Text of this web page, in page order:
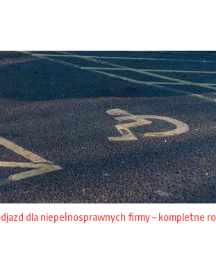
dla niepełnosprawnych firmy – kompletne